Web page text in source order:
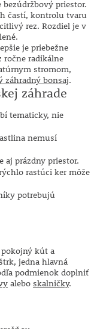
bezúdržbový priestor.
častí, kontrolu tvaru
rez. Rozdiel je v
je priebežne
ročne radikálne
stromom,
záhradný bonsaj.
záhrade
tematicky, nie
nemusí
prázdny priestor.
rastúci ker môže
potrebujú
pokojný kút a
jedna hlavná
podmienok doplniť
alebo skalničky.